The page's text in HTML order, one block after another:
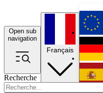
Open sub
navigation
Recherche
Français